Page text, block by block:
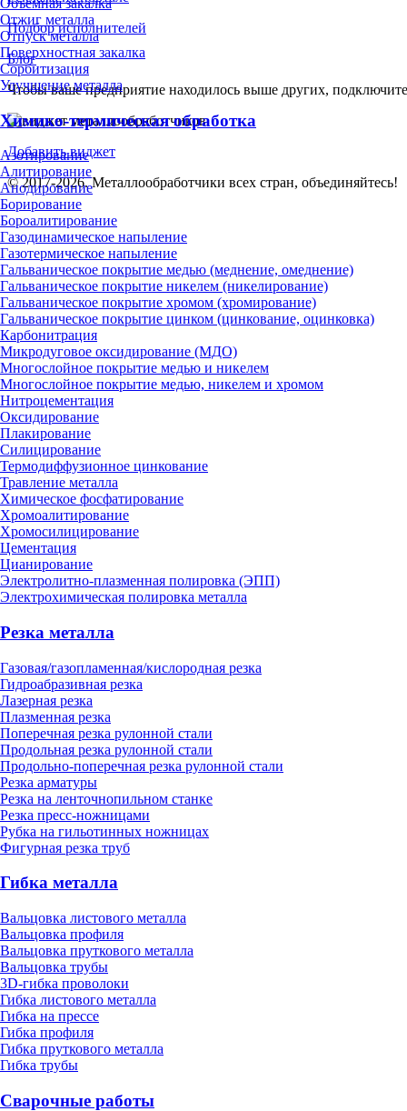
Отжиг металла
Отпуск металла
Поверхностная закалка
Сорбитизация
Улучшение металла
Химико-термическая обработка
Азотирование
Алитирование
Анодирование
Борирование
Бороалитирование
Газодинамическое напыление
Газотермическое напыление
Гальваническое покрытие медью (меднение, омеднение)
Гальваническое покрытие никелем (никелирование)
Гальваническое покрытие хромом (хромирование)
Гальваническое покрытие цинком (цинкование, оцинковка)
Карбонитрация
Микродуговое оксидирование (МДО)
Многослойное покрытие медью и никелем
Многослойное покрытие медью, никелем и хромом
Нитроцементация
Оксидирование
Плакирование
Силицирование
Термодиффузионное цинкование
Травление металла
Химическое фосфатирование
Хромоалитирование
Хромосилицирование
Цементация
Цианирование
Электролитно-плазменная полировка (ЭПП)
Электрохимическая полировка металла
Резка металла
Газовая/газопламенная/кислородная резка
Гидроабразивная резка
Лазерная резка
Плазменная резка
Поперечная резка рулонной стали
Продольная резка рулонной стали
Продольно-поперечная резка рулонной стали
Резка арматуры
Резка на ленточнопильном станке
Резка пресс-ножницами
Рубка на гильотинных ножницах
Фигурная резка труб
Гибка металла
Вальцовка листового металла
Вальцовка профиля
Вальцовка пруткового металла
Вальцовка трубы
3D-гибка проволоки
Гибка листового металла
Гибка на прессе
Гибка профиля
Гибка пруткового металла
Гибка трубы
Сварочные работы
Подбор исполнителей
Блог
Чтобы ваше предприятие находилось выше других,
Добавить виджет
© 2017-2026. Металлообработчики всех стран, объединяйтесь!